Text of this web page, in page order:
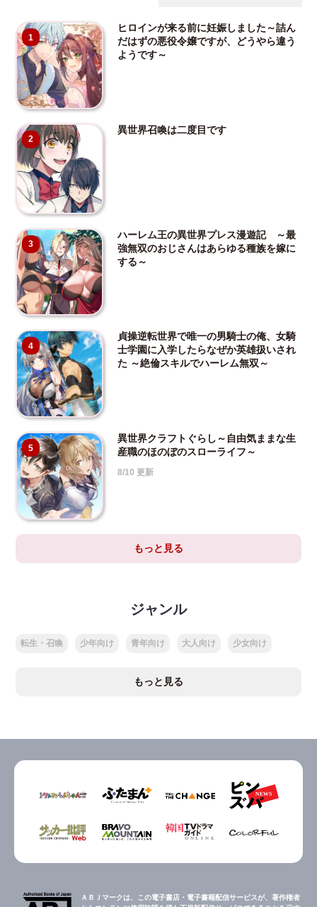
1
ヒロインが来る前に妊娠しました～詰ん
だはずの悪役令嬢ですが、どうやら違う
ようです～
2
異世界召喚は二度目です
3
ハーレム王の異世界プレス漫遊記 ～最
強無双のおじさんはあらゆる種族を嫁に
する～
4
貞操逆転世界で唯一の男騎士の俺、女騎
士学園に入学したらなぜか英雄扱いされ
た ～絶倫スキルでハーレム無双～
5
異世界クラフトぐらし～自由気ままな生
産職のほのぼのスローライフ～
8/10 更新
もっと見る
ジャンル
転生・召喚 少年向け 青年向け 大人向け 少女向け
もっと見る
ＡＢＪマークは、この電子書店・電子書籍配信サービスが、著作権者